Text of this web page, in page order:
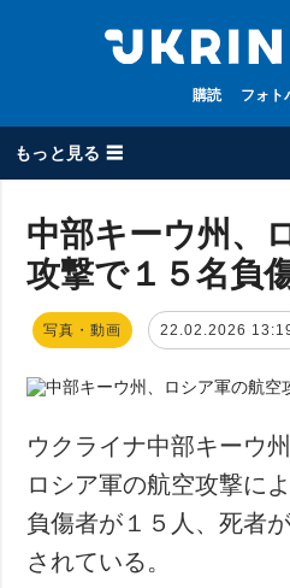
購読 フォト
もっと見る ☰
全てのトピック
被占領地
政治
防衛
社会・文化
スポーツ
犯罪
中部キーウ州、
攻撃で１５名負
写真・動画 22.02.2026
ウクライナ中部キーウ
ロシア軍の航空攻撃に
負傷者が１５人、死者
されている。